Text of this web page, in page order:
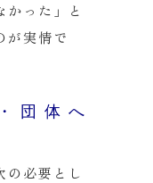
った」と
が実情で
団体へ
の必要とし